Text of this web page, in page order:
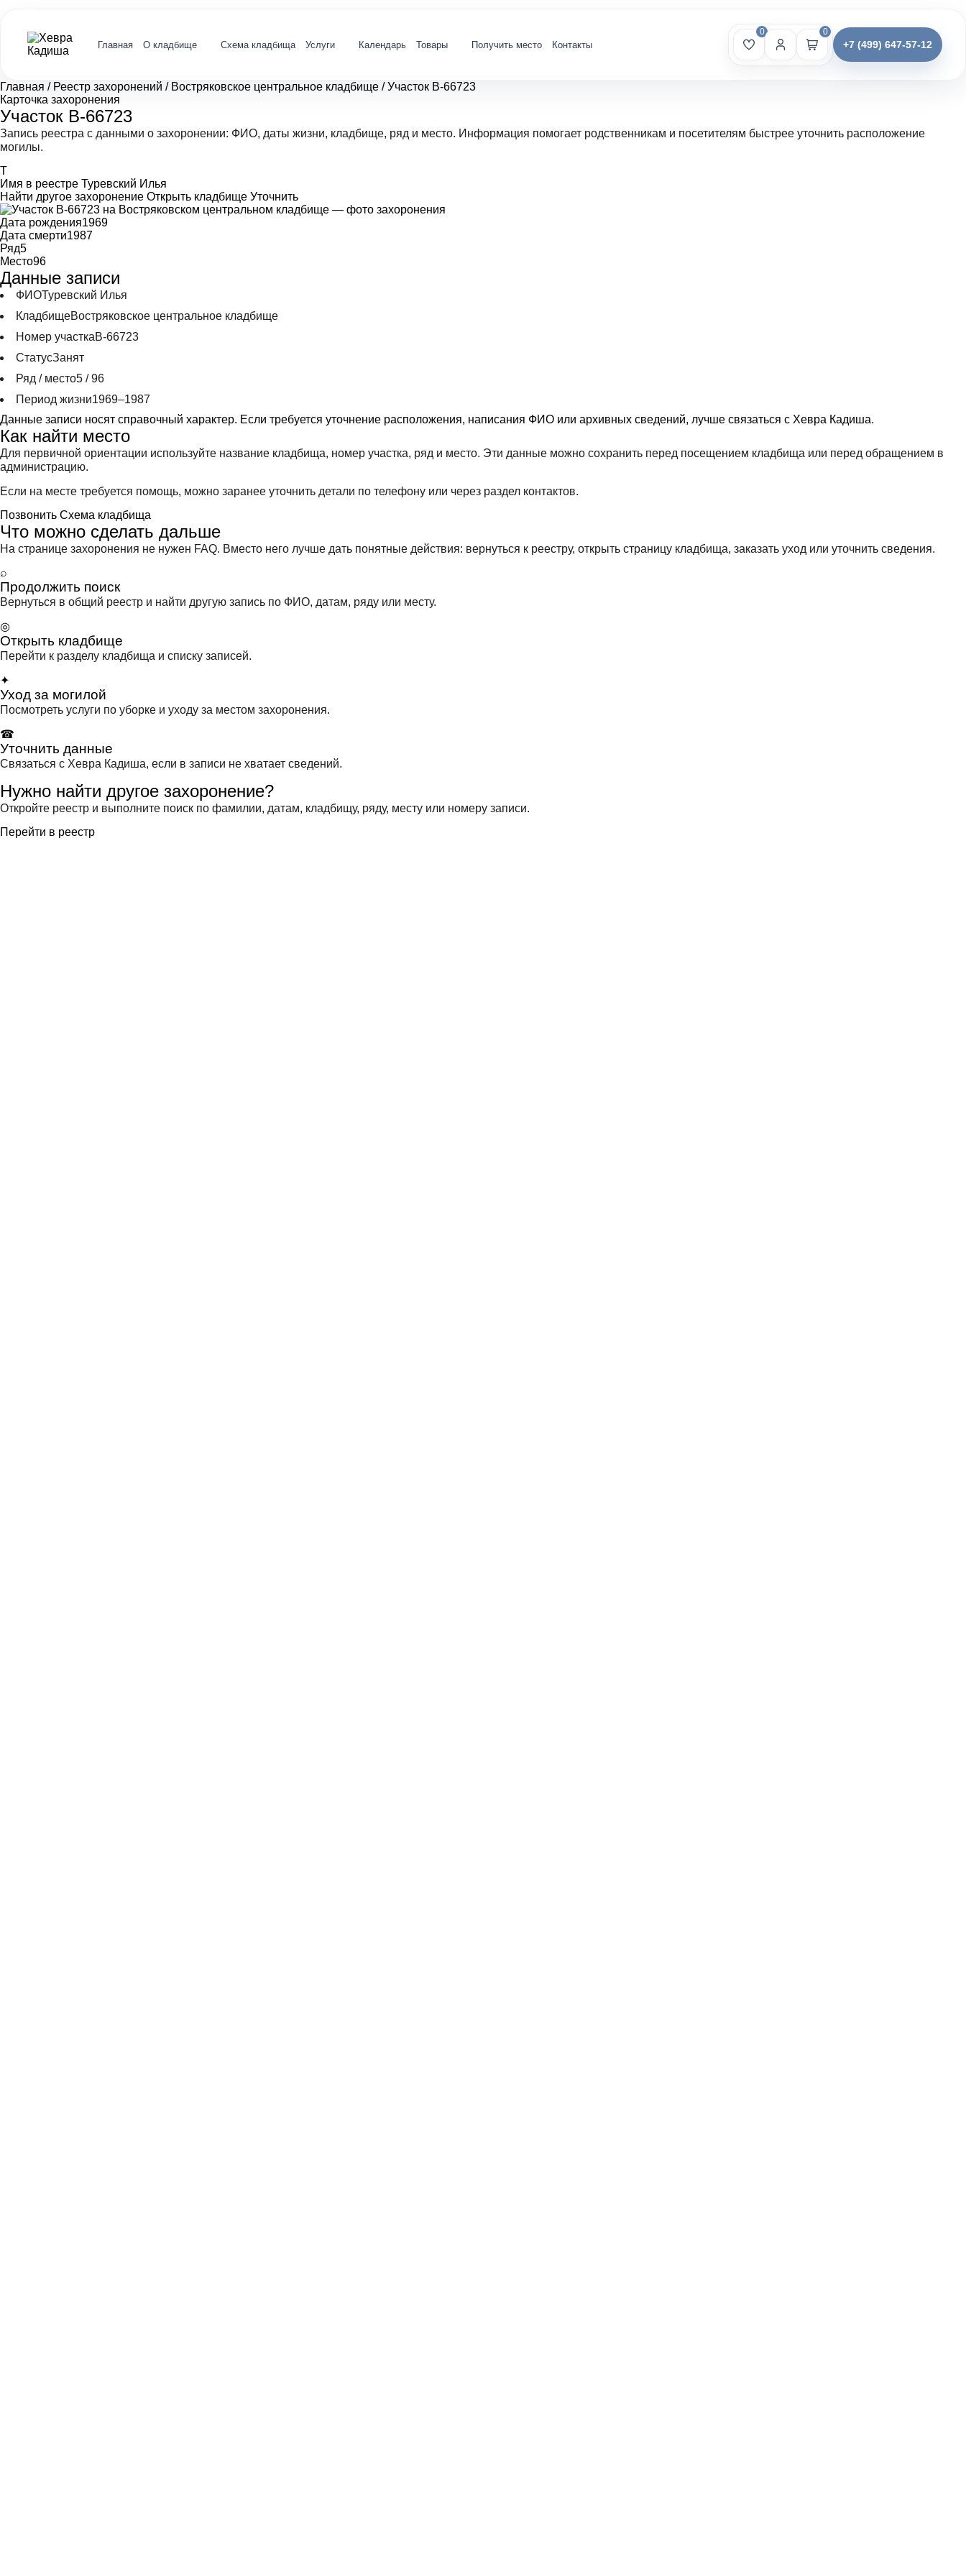
Главная О кладбище Схема кладбища Услуги Календарь Товары Получить место Контакты
0 0
+7 (499) 647-57-12
Главная / Реестр захоронений / Востряковское центральное кладбище / Участок В-66723
Карточка захоронения
Участок В-66723
Запись реестра с данными о захоронении: ФИО, даты жизни, кладбище, ряд и место. Информация помогает родственникам и посетителям быстрее уточнить расположение
могилы.
Т
Имя в реестре Туревский Илья
Найти другое захоронение Открыть кладбище Уточнить
Дата рождения1969
Дата смерти1987
Ряд5
Место96
Данные записи
ФИОТуревский Илья
КладбищеВостряковское центральное кладбище
Номер участкаВ-66723
СтатусЗанят
Ряд / место5 / 96
Период жизни1969–1987
Данные записи носят справочный характер. Если требуется уточнение расположения, написания ФИО или архивных сведений, лучше связаться с Хевра Кадиша.
Как найти место
Для первичной ориентации используйте название кладбища, номер участка, ряд и место. Эти данные можно сохранить перед посещением кладбища или перед обращением в
администрацию.
Если на месте требуется помощь, можно заранее уточнить детали по телефону или через раздел контактов.
Позвонить Схема кладбища
Что можно сделать дальше
На странице захоронения не нужен FAQ. Вместо него лучше дать понятные действия: вернуться к реестру, открыть страницу кладбища, заказать уход или уточнить сведения.
⌕
Продолжить поиск
Вернуться в общий реестр и найти другую запись по ФИО, датам, ряду или месту.
◎
Открыть кладбище
Перейти к разделу кладбища и списку записей.
✦
Уход за могилой
Посмотреть услуги по уборке и уходу за местом захоронения.
☎
Уточнить данные
Связаться с Хевра Кадиша, если в записи не хватает сведений.
Нужно найти другое захоронение?
Откройте реестр и выполните поиск по фамилии, датам, кладбищу, ряду, месту или номеру записи.
Перейти в реестр